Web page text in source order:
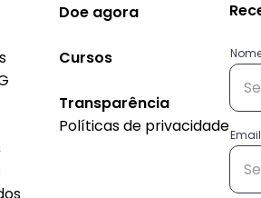
as histórias das
do
do
Doe agora
Cursos
Transparência
Políticas de privacidadeEmail